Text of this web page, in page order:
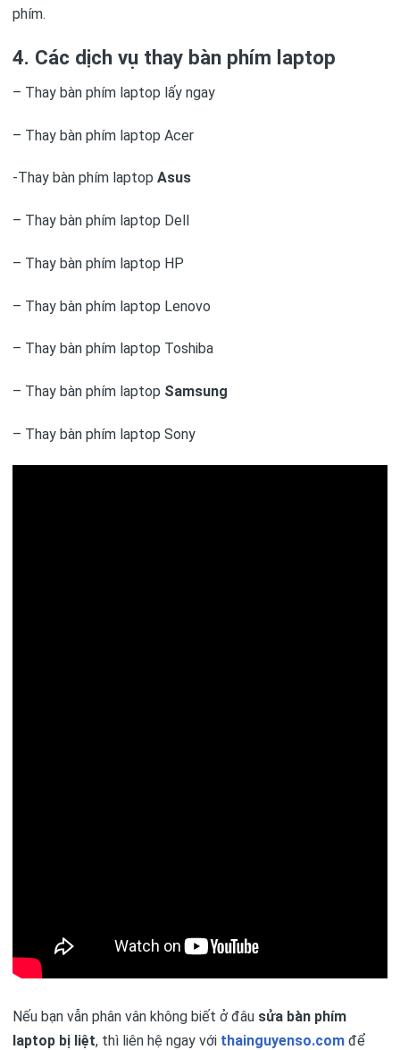
phím.
4. Các dịch vụ thay bàn phím laptop
– Thay bàn phím laptop lấy ngay
– Thay bàn phím laptop Acer
-Thay bàn phím laptop Asus
– Thay bàn phím laptop Dell
– Thay bàn phím laptop HP
– Thay bàn phím laptop Lenovo
– Thay bàn phím laptop Toshiba
– Thay bàn phím laptop Samsung
– Thay bàn phím laptop Sony
Nếu bạn vẫn phân vân không biết ở đâu sửa bàn phím
laptop bị liệt, thì liên hệ ngay với thainguyenso.com để